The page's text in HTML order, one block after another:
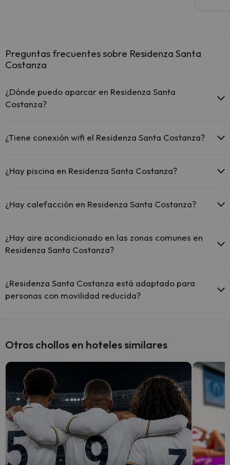
Preguntas frecuentes sobre Residenza Santa
Costanza
¿Dónde puedo aparcar en Residenza Santa
Costanza?
de aparcamiento (bajo disponibilidad):
¿Tiene conexión wifi el Residenza Santa Costanza?
comunes.
¿Hay piscina en Residenza Santa Costanza?
de pago) Aquí tienes más info sobre la piscina y otras instalaciones.
¿Hay calefacción en Residenza Santa Costanza?
comunes.
¿Hay aire acondicionado en las zonas comunes en
Residenza Santa Costanza?
zonas comunes.
¿Residenza Santa Costanza está adaptado para
personas con movilidad reducida?
Otros chollos en hoteles similares